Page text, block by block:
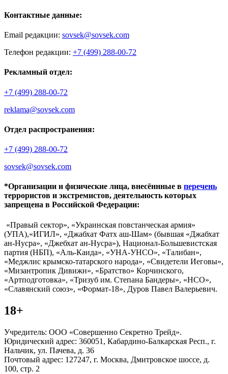
Контактные данные:
Email редакции: sovsek@sovsek.com
Телефон редакции: +7 (499) 288-00-72
Рекламный отдел:
+7 (499) 288-00-72
reklama@sovsek.com
Отдел распространения:
+7 (499) 288-00-72
sovsek@sovsek.com
*Организации и физические лица, внесённные в перечень
террористов и экстремистов, деятельность которых
запрещена в Российской Федерации:
«Правый сектор», «Украинская повстанческая армия»
(УПА),«ИГИЛ», «Джабхат Фатх аш-Шам» (бывшая «Джабхат
ан-Нусра», «Джебхат ан-Нусра»), Национал-Большевистская
партия (НБП), «Аль-Каида», «УНА-УНСО», «Талибан»,
«Меджлис крымско-татарского народа», «Свидетели Иеговы»,
«Мизантропик Дивижн», «Братство» Корчинского,
«Артподготовка», «Тризуб им. Степана Бандеры», «НСО»,
«Славянский союз», «Формат-18», Дуров Павел Валерьевич.
18+
Учредитель: ООО «Совершенно Секретно Трейд».
Юридический адрес: 360051, Кабардино-Балкарская Респ., г.
Нальчик, ул. Пачева, д. 36
Почтовый адрес: 127247, г. Москва, Дмитровское шоссе, д.
100, стр. 2